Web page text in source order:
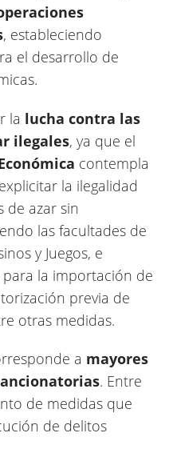
, estableciendo
el desarrollo de
la lucha contra las
ilegales, ya que el
contempla
la ilegalidad
de azar sin
las facultades de
y Juegos, e
la importación de
previa de
otras medidas.
a mayores
. Entre
de medidas que
de delitos